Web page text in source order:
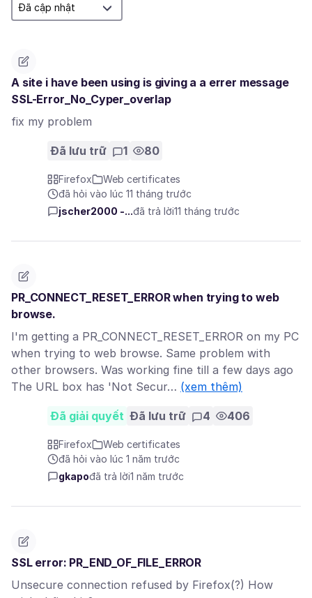
A site i have been using is giving a a errer message
SSL-Error_No_Cyper_overlap
fix my problem
Đã lưu trữ 1 80
Firefox
Web certificates
đã hỏi vào lúc 11 tháng trước
jscher2000 -...đã trả lời11 tháng trước
PR_CONNECT_RESET_ERROR when trying to web
browse.
I'm getting a PR_CONNECT_RESET_ERROR on my PC
when trying to web browse. Same problem with
other browsers. Was working fine till a few days ago
The URL box has 'Not Secur… (xem thêm)
Đã giải quyết Đã lưu trữ 4 406
Firefox
Web certificates
đã hỏi vào lúc 1 năm trước
gkapođã trả lời1 năm trước
SSL error: PR_END_OF_FILE_ERROR
Unsecure connection refused by Firefox(?) How